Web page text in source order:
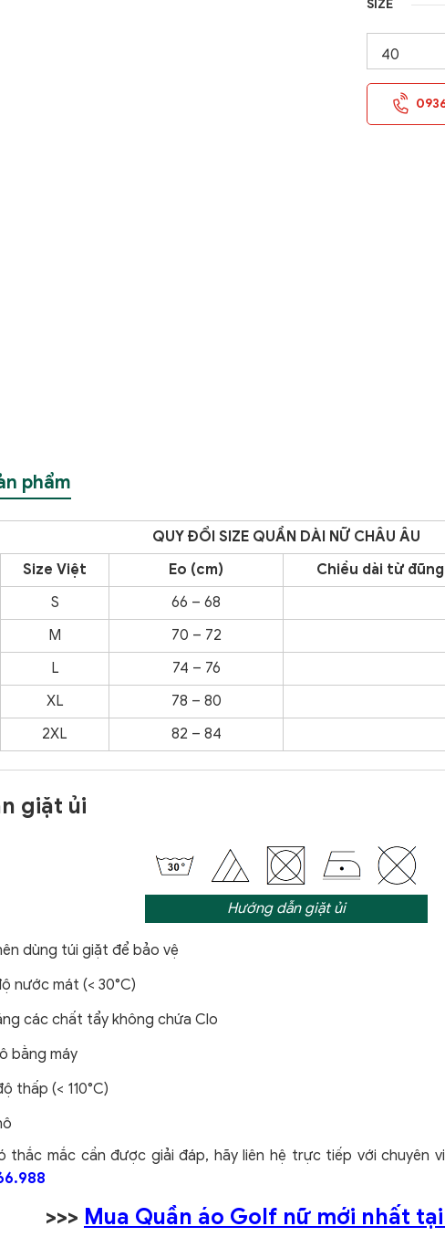
SIZE
phẩm
QUYĐỔI SIZE QUẦN DÀI NỮ CHÂU ÂU
Size Việt Eo (cm) Chiều dài từ
S 66 – 68
M 70 – 72
L 74 – 76
XL 78 – 80
2XL 82 – 84
giặt ủi
Hướng dẫn giặt ủi
dùng túi giặt để bảo vệ
nước mát (< 30°C)
các chất tẩy không chứa Clo
bằng máy
thấp (< 110°C)
thắc mắc cần được giải đáp, hãy liên hệ trực tiếp với chuyên
>>> Mua Quần áo Golf nữ mới nhất